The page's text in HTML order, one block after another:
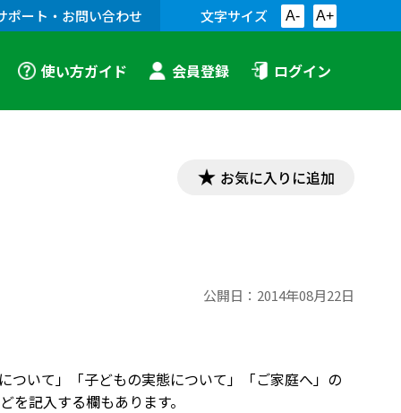
ポート・お問い合わせ 文字サイズ A- A+
使い方ガイド 会員登録 ログイン
お気に入りに追加
公開日： 2014年08月22日
ついて」「子どもの実態について」「ご家庭へ」の
記入する欄もあります。